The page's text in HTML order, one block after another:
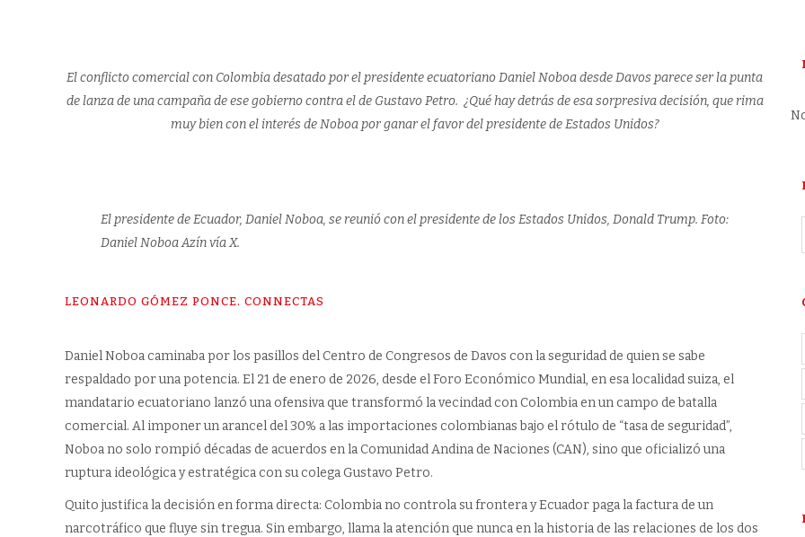
El conflicto comercial con Colombia desatado por el presidente ecuatoriano Daniel Noboa desde Davos parece ser la punta
de lanza de una campaña de ese gobierno contra el de Gustavo Petro. ¿Qué hay detrás de esa sorpresiva decisión, que rima
muy bien con el interés de Noboa por ganar el favor del presidente de Estados Unidos?
El presidente de Ecuador, Daniel Noboa, se reunió con el presidente de los Estados Unidos, Donald Trump. Foto:
Daniel Noboa Azín vía X.
LEONARDO GÓMEZ PONCE. CONNECTAS
Daniel Noboa caminaba por los pasillos del Centro de Congresos de Davos con la seguridad de quien se sabe
respaldado por una potencia. El 21 de enero de 2026, desde el Foro Económico Mundial, en esa localidad suiza, el
mandatario ecuatoriano lanzó una ofensiva que transformó la vecindad con Colombia en un campo de batalla
comercial. Al imponer un arancel del 30% a las importaciones colombianas bajo el rótulo de “tasa de seguridad”,
Noboa no solo rompió décadas de acuerdos en la Comunidad Andina de Naciones (CAN), sino que oficializó una
ruptura ideológica y estratégica con su colega Gustavo Petro.
Quito justifica la decisión en forma directa: Colombia no controla su frontera y Ecuador paga la factura de un
narcotráfico que fluye sin tregua. Sin embargo, llama la atención que nunca en la historia de las relaciones de los dos